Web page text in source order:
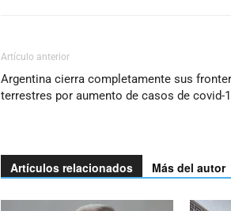
Artículo anterior
Argentina cierra completamente sus
terrestres por aumento de casos de covid-
Artículos relacionados Más del autor